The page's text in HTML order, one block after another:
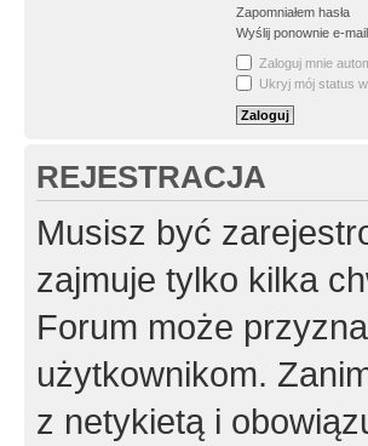
Zapomniałem hasła
Wyślij ponownie e-
Zaloguj mnie
Ukryj mój status
REJESTRACJA
Musisz być
zajmuje tylko kilka
Forum może
użytkownikom.
z netykietą i